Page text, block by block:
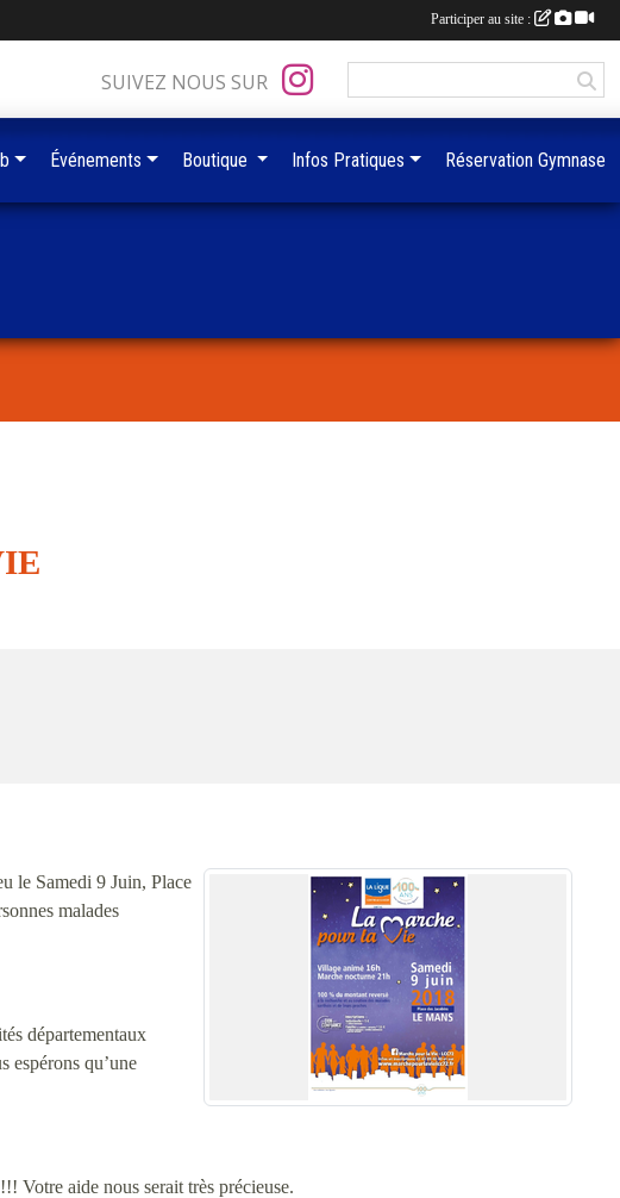
le Samedi 9 Juin, Place
malades
départementaux
espérons qu’une
Votre aide nous serait très précieuse.
SUIVEZ NOUS SUR
Événements Boutique Infos Pratiques Réservation Gymnase
Participer au site :